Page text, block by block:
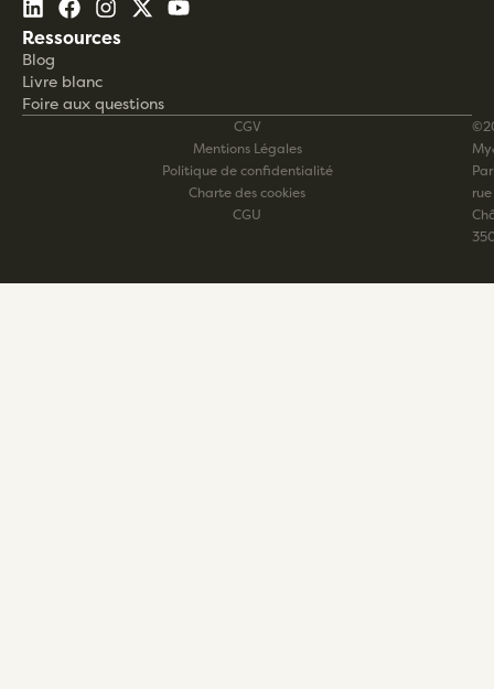
Ressources
Blog
Livre blanc
Foire aux questions
rue
CGV
Mentions Légales
Politique de confidentialité
Charte des cookies
CGU